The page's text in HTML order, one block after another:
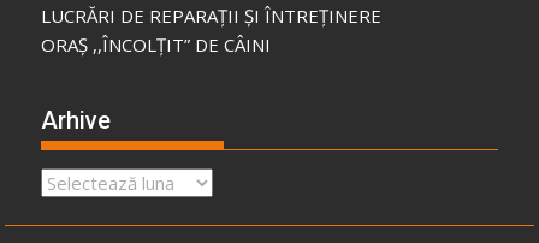
LUCRĂRI DE REPARAȚII ȘI ÎNTREȚINERE
ORAȘ ,,ÎNCOLȚIT” DE CÂINI
Arhive
Arhive